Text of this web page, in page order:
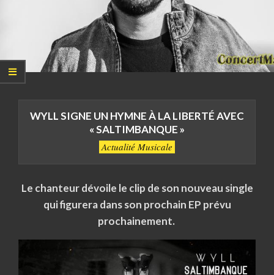
WYLL SIGNE UN HYMNE À LA LIBERTÉ AVEC
« SALTIMBANQUE »
Actualité Musicale
Le chanteur dévoile le clip de son nouveau single
qui figurera dans son prochain EP prévu
prochainement.